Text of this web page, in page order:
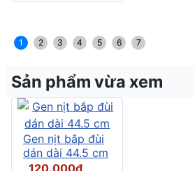
1 2 3 4 5 6 7
Sản phẩm vừa xem
Gen nịt bắp đùi
dán dài 44.5 cm
120.000đ